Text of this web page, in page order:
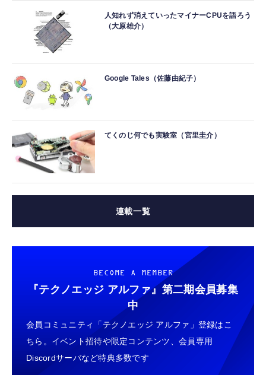
人知れず消えていったマイナーCPUを語ろう
（大原雄介）
Google Tales（佐藤由紀子）
てくのじ何でも実験室（宮里圭介）
連載一覧
BECOME A MEMBER
『テクノエッジ アルファ』 第二期会員募集
中
会員コミュニティ「テクノエッジ アルファ」登録はこ
ちら。イベント招待や限定コンテンツ、会員専用
Discordサーバなど特典多数です